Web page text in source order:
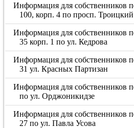
Информация для
100, корп. 4 по просп. Троицкий
Информация для
35 корп. 1 по ул. Кедрова
Информация для
31 ул. Красных Партизан
Информация для
по ул. Орджоникидзе
Информация для
27 по ул. Павла Усова